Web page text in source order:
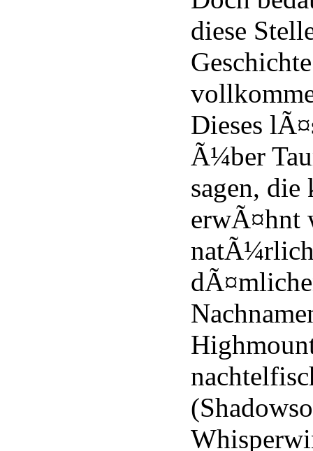
diese
Dieses
Ã¼ber
sagen, die
erwÃ¤hnt